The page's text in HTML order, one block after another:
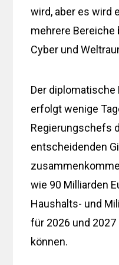
wird, aber es wird
mehrere Bereiche
Cyber ​​und
Der diplomatische
erfolgt wenige
Regierungschefs
entscheidenden
wie 90 Milliarden
Haushalts- und
für 2026 und
können.